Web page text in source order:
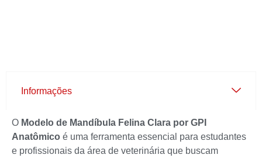
Informações
O Modelo de Mandíbula Felina Clara por GPI
Anatômico é uma ferramenta essencial para estudantes
e profissionais da área de veterinária que buscam